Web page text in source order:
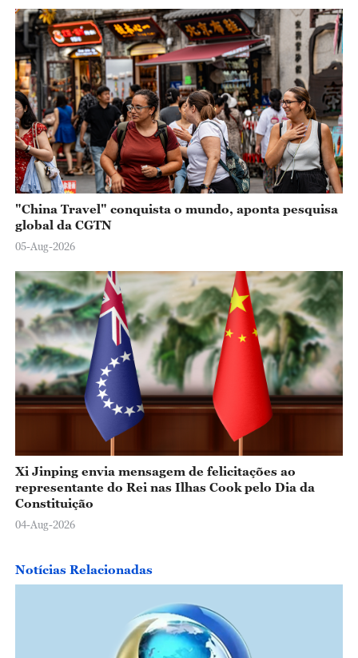
"China Travel" conquista o mundo, aponta pesquisa
global da CGTN
05-Aug-2026
Xi Jinping envia mensagem de felicitações ao
representante do Rei nas Ilhas Cook pelo Dia da
Constituição
04-Aug-2026
Notícias Relacionadas